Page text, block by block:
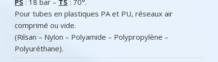
Pour tubes en plastiques PA et PU, réseaux air
comprimé ou vide.
(Rilsan – Nylon – Polyamide – Polypropylène –
Polyuréthane).